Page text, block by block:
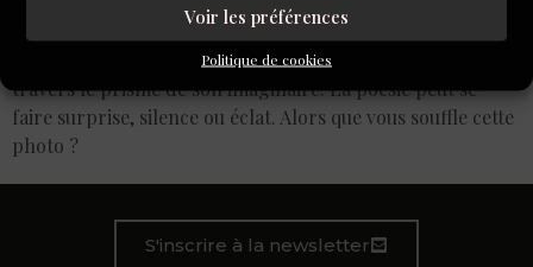
Voir les préférences
Politique de cookies
Écrire à partir d’une photo, c’est se laisser guider par
l’image, posée au bord de la page, et l’interpréter à
travers le prisme de son imaginaire. La poésie peut se
faire surprise, silence ou éclat. Alors que vous souffle cette
photo ?
S'inscrire à la newsletter